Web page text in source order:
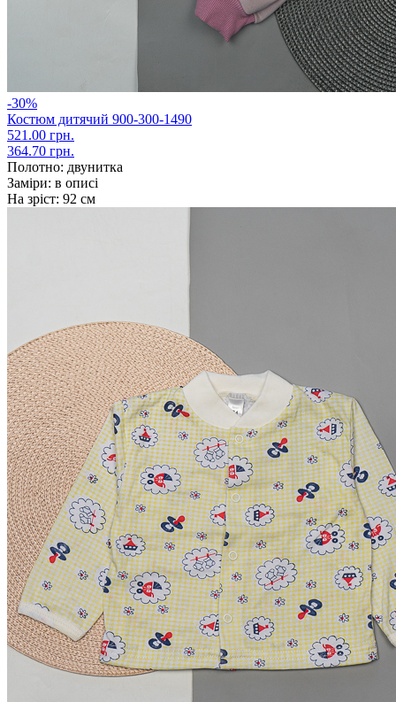
-30%
Костюм дитячий 900-300-1490
521.00 грн.
364.70 грн.
Полотно: двунитка
Заміри: в описі
На зріст: 92 см